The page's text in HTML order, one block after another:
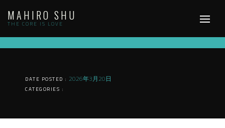
content
MAHIRO SHU
THE CORE IS LOVE
DATE POSTED : 2026年3月20日
CATEGORIES :